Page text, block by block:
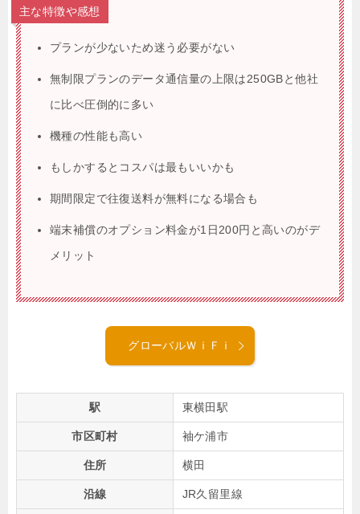
主な特徴や感想
プランが少ないため迷う必要がない
無制限プランのデータ通信量の上限は250GBと他社
に比べ圧倒的に多い
機種の性能も高い
もしかするとコスパは最もいいかも
期間限定で往復送料が無料になる場合も
端末補償のオプション料金が1日200円と高いのがデ
メリット
グローバルＷｉＦｉ
駅 東横田駅
市区町村 袖ケ浦市
住所 横田
沿線 JR久留里線